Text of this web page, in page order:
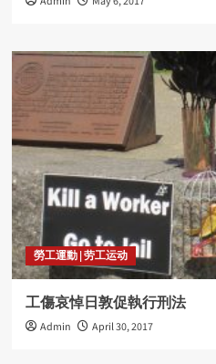
勞工運動 | 劳工运动
工傷哀悼日敦促執行刑法
Admin April 30, 2017